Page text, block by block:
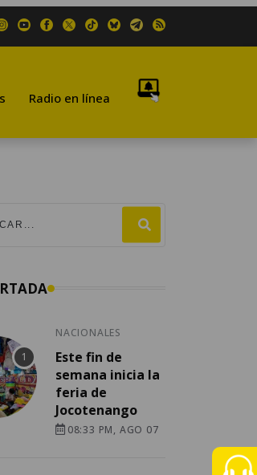
Radio en línea
NACIONALES
Este fin de
semana inicia la
feria de
Jocotenango
08:33 PM, AGO 07